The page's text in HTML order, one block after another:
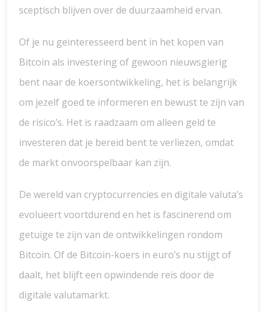
sceptisch blijven over de duurzaamheid ervan.
Of je nu geïnteresseerd bent in het kopen van
Bitcoin als investering of gewoon nieuwsgierig
bent naar de koersontwikkeling, het is belangrijk
om jezelf goed te informeren en bewust te zijn van
de risico’s. Het is raadzaam om alleen geld te
investeren dat je bereid bent te verliezen, omdat
de markt onvoorspelbaar kan zijn.
De wereld van cryptocurrencies en digitale valuta’s
evolueert voortdurend en het is fascinerend om
getuige te zijn van de ontwikkelingen rondom
Bitcoin. Of de Bitcoin-koers in euro’s nu stijgt of
daalt, het blijft een opwindende reis door de
digitale valutamarkt.